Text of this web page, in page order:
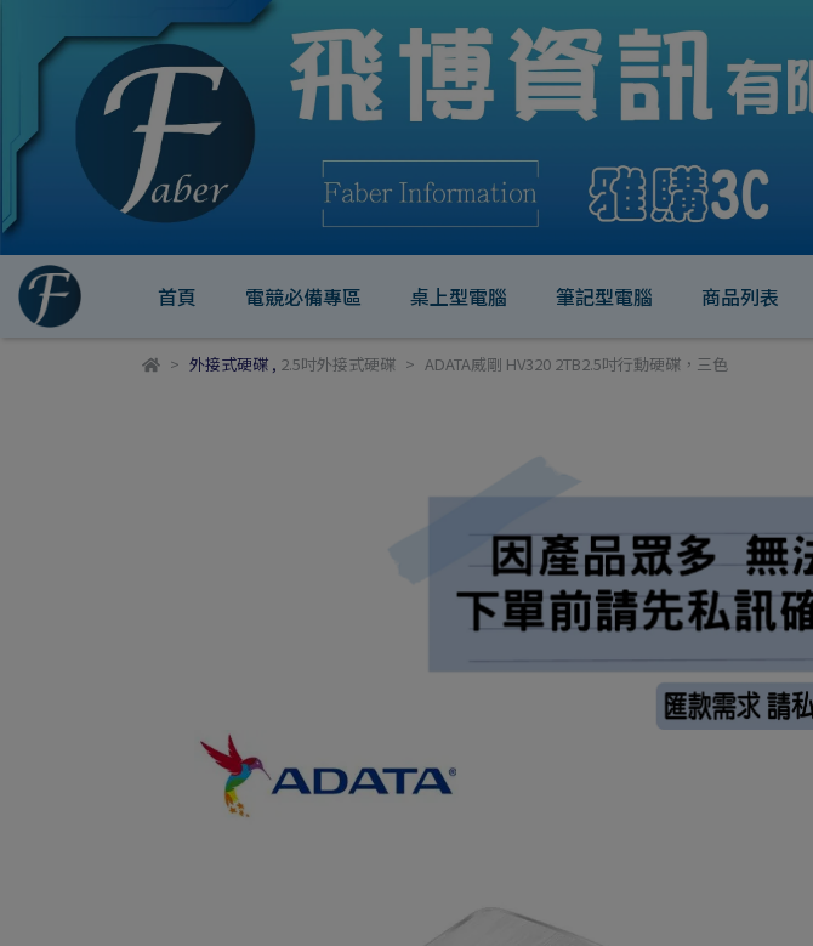
首頁 電競必備專區 桌上型電腦 筆記型電腦 商品列表
外接式硬碟, 2.5吋外接式硬碟 ADATA威剛 HV320 2TB2.5吋行動硬碟，三色